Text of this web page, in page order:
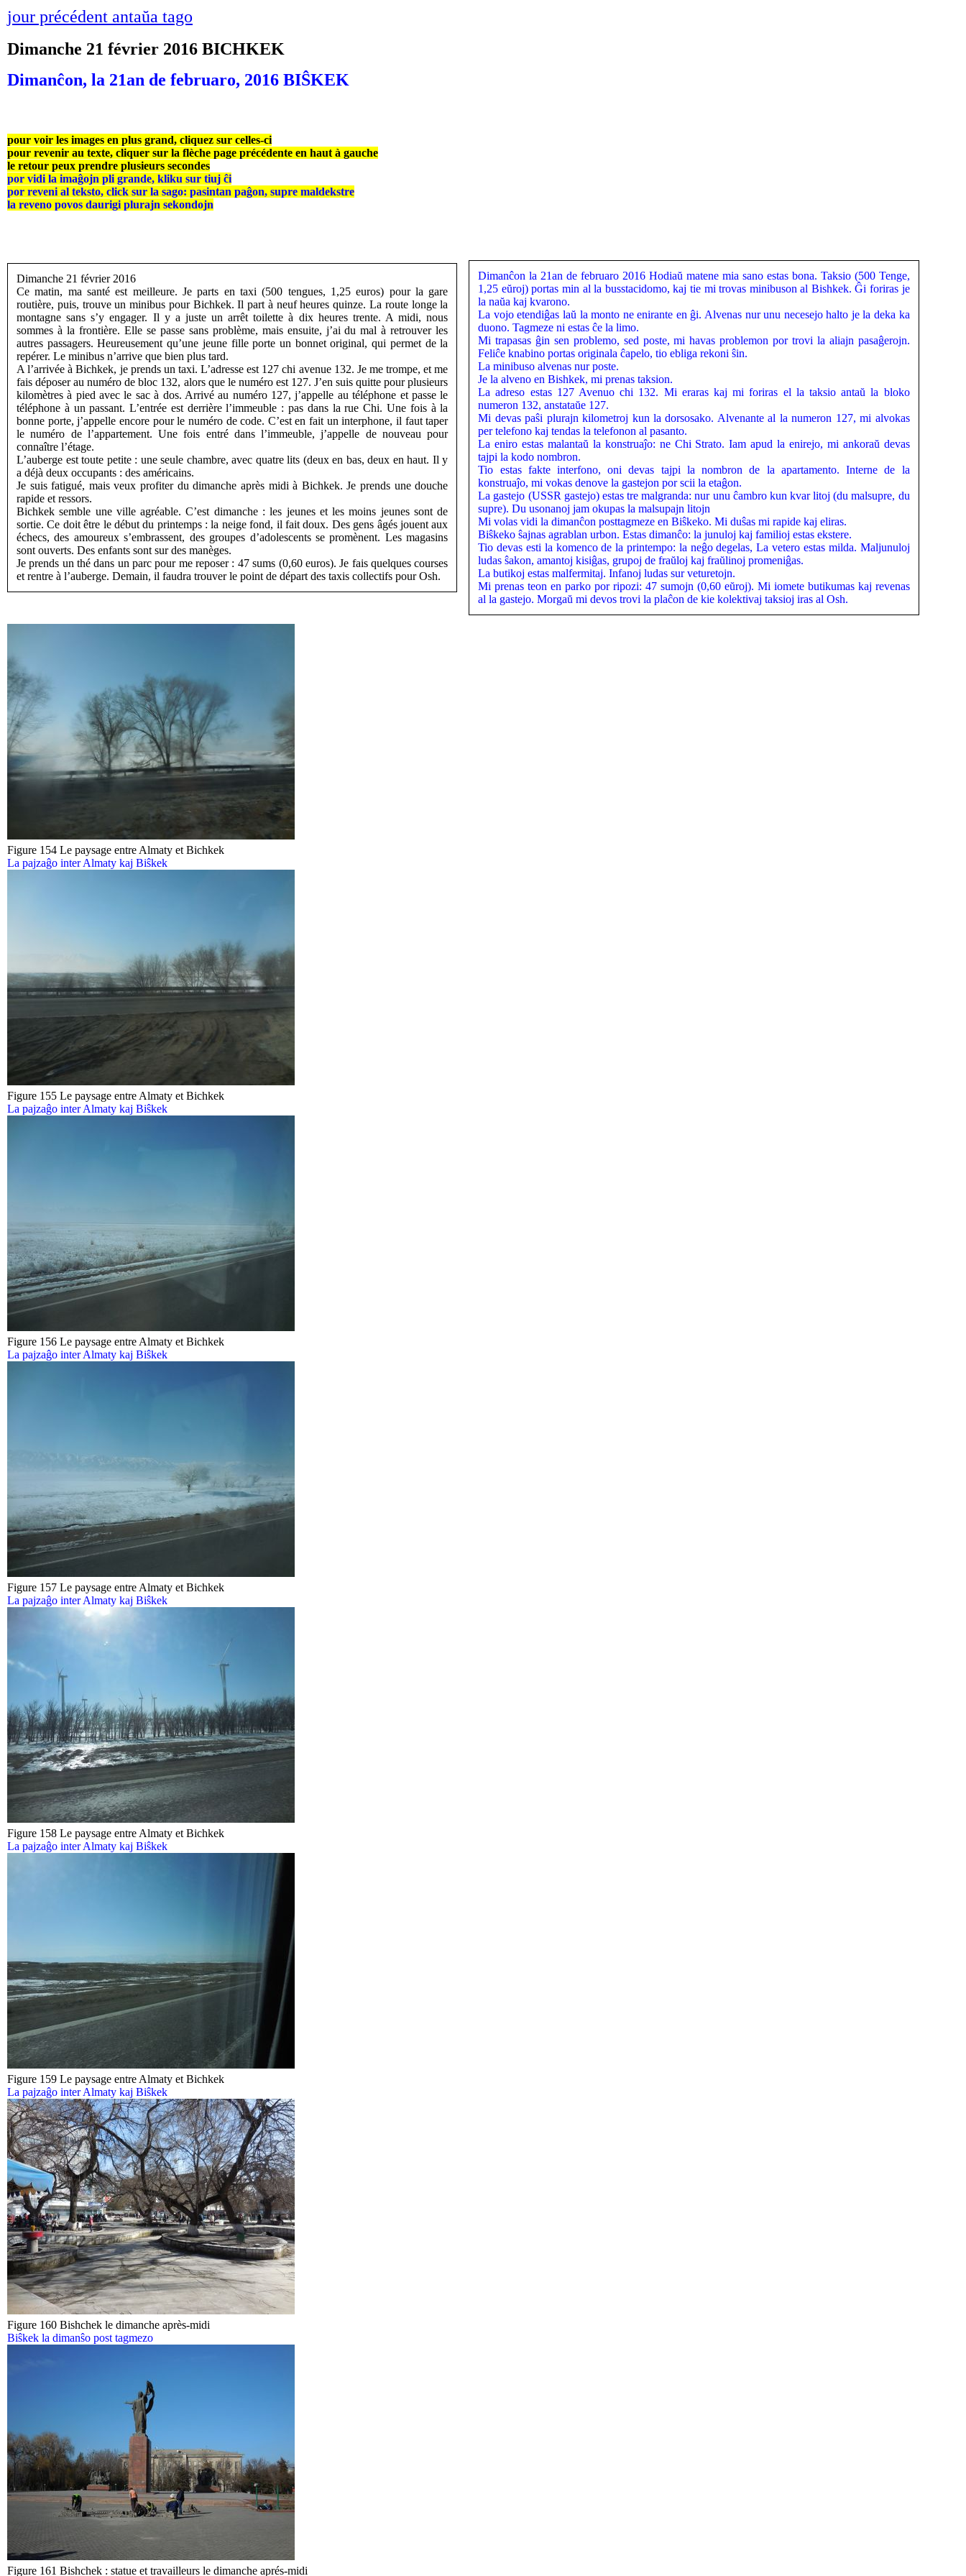
jour précédent antaŭa tago
Dimanche 21 février 2016 BICHKEK
Dimanĉon, la 21an de februaro, 2016 BIŜKEK
pour voir les images en plus grand, cliquez sur celles-ci
pour revenir au texte, cliquer sur la flèche page précédente en haut à gauche
le retour peux prendre plusieurs secondes
por vidi la imaĝojn pli grande, kliku sur tiuj ĉi
por reveni al teksto, click sur la sago: pasintan paĝon, supre maldekstre
la reveno povos daurigi plurajn sekondojn
Dimanche 21 février 2016
Ce matin, ma santé est meilleure. Je parts en taxi (500 tengues, 1,25 euros) pour la gare
routière, puis, trouve un minibus pour Bichkek. Il part à neuf heures quinze. La route longe la
montagne sans s’y engager. Il y a juste un arrêt toilette à dix heures trente. A midi, nous
sommes à la frontière. Elle se passe sans problème, mais ensuite, j’ai du mal à retrouver les
autres passagers. Heureusement qu’une jeune fille porte un bonnet original, qui permet de la
repérer. Le minibus n’arrive que bien plus tard.
A l’arrivée à Bichkek, je prends un taxi. L’adresse est 127 chi avenue 132. Je me trompe, et me
fais déposer au numéro de bloc 132, alors que le numéro est 127. J’en suis quitte pour plusieurs
kilomètres à pied avec le sac à dos. Arrivé au numéro 127, j’appelle au téléphone et passe le
téléphone à un passant. L’entrée est derrière l’immeuble : pas dans la rue Chi. Une fois à la
bonne porte, j’appelle encore pour le numéro de code. C’est en fait un interphone, il faut taper
le numéro de l’appartement. Une fois entré dans l’immeuble, j’appelle de nouveau pour
connaître l’étage.
L’auberge est toute petite : une seule chambre, avec quatre lits (deux en bas, deux en haut. Il y
a déjà deux occupants : des américains.
Je suis fatigué, mais veux profiter du dimanche après midi à Bichkek. Je prends une douche
rapide et ressors.
Bichkek semble une ville agréable. C’est dimanche : les jeunes et les moins jeunes sont de
sortie. Ce doit être le début du printemps : la neige fond, il fait doux. Des gens âgés jouent aux
échecs, des amoureux s’embrassent, des groupes d’adolescents se promènent. Les magasins
sont ouverts. Des enfants sont sur des manèges.
Je prends un thé dans un parc pour me reposer : 47 sums (0,60 euros). Je fais quelques courses
et rentre à l’auberge. Demain, il faudra trouver le point de départ des taxis collectifs pour Osh.
Dimanĉon la 21an de februaro 2016 Hodiaŭ matene mia sano estas bona. Taksio (500 Tenge,
1,25 eŭroj) portas min al la busstacidomo, kaj tie mi trovas minibuson al Bishkek. Ĝi foriras je
la naŭa kaj kvarono.
La vojo etendiĝas laŭ la monto ne enirante en ĝi. Alvenas nur unu necesejo halto je la deka ka
duono. Tagmeze ni estas ĉe la limo.
Mi trapasas ĝin sen problemo, sed poste, mi havas problemon por trovi la aliajn pasaĝerojn.
Feliĉe knabino portas originala ĉapelo, tio ebliga rekoni ŝin.
La minibuso alvenas nur poste.
Je la alveno en Bishkek, mi prenas taksion.
La adreso estas 127 Avenuo chi 132. Mi eraras kaj mi foriras el la taksio antaŭ la bloko
numeron 132, anstataŭe 127.
Mi devas paŝi plurajn kilometroj kun la dorsosako. Alvenante al la numeron 127, mi alvokas
per telefono kaj tendas la telefonon al pasanto.
La eniro estas malantaŭ la konstruaĵo: ne Chi Strato. Iam apud la enirejo, mi ankoraŭ devas
tajpi la kodo nombron.
Tio estas fakte interfono, oni devas tajpi la nombron de la apartamento. Interne de la
konstruaĵo, mi vokas denove la gastejon por scii la etaĝon.
La gastejo (USSR gastejo) estas tre malgranda: nur unu ĉambro kun kvar litoj (du malsupre, du
supre). Du usonanoj jam okupas la malsupajn litojn
Mi volas vidi la dimanĉon posttagmeze en Biŝkeko. Mi duŝas mi rapide kaj eliras.
Biŝkeko ŝajnas agrablan urbon. Estas dimanĉo: la junuloj kaj familioj estas ekstere.
Tio devas esti la komenco de la printempo: la neĝo degelas, La vetero estas milda. Maljunuloj
ludas ŝakon, amantoj kisiĝas, grupoj de fraŭloj kaj fraŭlinoj promeniĝas.
La butikoj estas malfermitaj. Infanoj ludas sur veturetojn.
Mi prenas teon en parko por ripozi: 47 sumojn (0,60 eŭroj). Mi iomete butikumas kaj revenas
al la gastejo. Morgaŭ mi devos trovi la plaĉon de kie kolektivaj taksioj iras al Osh.
Figure 154 Le paysage entre Almaty et Bichkek
La pajzaĝo inter Almaty kaj Biŝkek
Figure 155 Le paysage entre Almaty et Bichkek
La pajzaĝo inter Almaty kaj Biŝkek
Figure 156 Le paysage entre Almaty et Bichkek
La pajzaĝo inter Almaty kaj Biŝkek
Figure 157 Le paysage entre Almaty et Bichkek
La pajzaĝo inter Almaty kaj Biŝkek
Figure 158 Le paysage entre Almaty et Bichkek
La pajzaĝo inter Almaty kaj Biŝkek
Figure 159 Le paysage entre Almaty et Bichkek
La pajzaĝo inter Almaty kaj Biŝkek
Figure 160 Bishchek le dimanche après-midi
Biŝkek la dimanŝo post tagmezo
Figure 161 Bishchek : statue et travailleurs le dimanche aprés-midi